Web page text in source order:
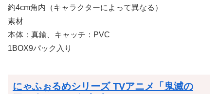
約4cm角内（キャラクターによって異なる）
素材
本体：真鍮、キャッチ：PVC
1BOX9パック入り
にゃふぉるめシリーズ TVアニメ「鬼滅の